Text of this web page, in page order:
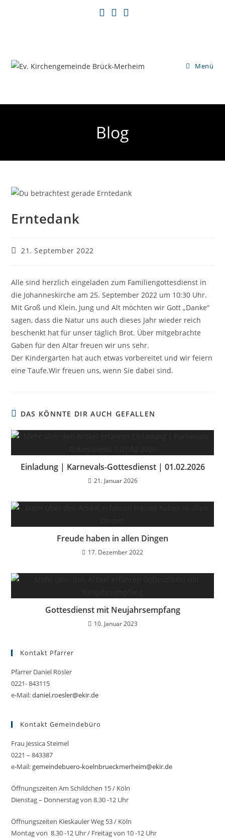
Menü
Blog
Erntedank
Beitrag
21. September 2022
Alle sind herzlich eingeladen zum Familiengottesdienst in
die Johanneskirche am 25. September 2022 um 10:30 Uhr.
Mit Groß und Klein, Jung und Alt möchten wir Gott „Danke“
sagen, dass die Natur uns auch dieses Jahr wieder reich
beschenkt hat für unser täglich Brot. Über mitgebrachte
Gaben für den Altar freuen wir uns sehr.
Der Kindergarten hat auch etwas vorbereitet und wir feiern
eine Taufe.Wir freuen uns, wenn Sie dabei sind.
DAS KÖNNTE DIR AUCH GEFALLEN
Einladung | Karnevals-Gottesdienst | 01.02.2026
21. Januar 2026
Freude haben in allen Dingen
17. Dezember 2022
Gottesdienst mit Neujahrsempfang
10. Januar 2023
Kontakt Pfarrer
Pfarrer Daniel Rösler
0221- 843115
e-Mail:daniel.roesler@ekir.de
Kontakt Gemeindebüro
Frau Jessica Steimel
0221 – 843387
e-Mail:gemeindebuero-koelnbrueckmerheim@ekir.de
Öffnungszeiten Am Schildchen 15 / Köln
Dienstag – Donnerstag von 8.30 -12 Uhr
Öffnungszeiten Kieskauler Weg 53 / Köln
Montag von 8.30 -12 Uhr / Freitag von 10 -12 Uhr